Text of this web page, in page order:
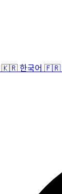
🇰🇷 한국어 🇫🇷